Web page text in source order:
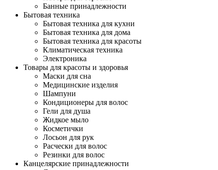
Банные принадлежности
Бытовая техника
Бытовая техника для кухни
Бытовая техника для дома
Бытовая техника для красоты
Климатическая техника
Электроника
Товары для красоты и здоровья
Маски для сна
Медицинские изделия
Шампуни
Кондиционеры для волос
Гели для душа
Жидкое мыло
Косметички
Лосьон для рук
Расчески для волос
Резинки для волос
Канцелярские принадлежности